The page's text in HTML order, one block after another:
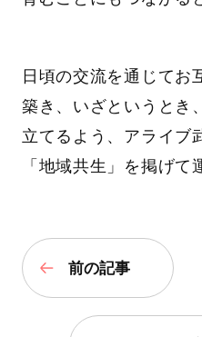
日頃の交流を通じてお
築き、いざというとき
立てるよう、アライブ
「地域共生」を掲げて
前の記事